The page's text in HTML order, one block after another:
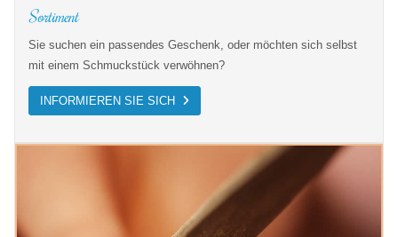
Sortiment
Sie suchen ein passendes Geschenk, oder möchten sich selbst
mit einem Schmuckstück verwöhnen?
INFORMIEREN SIE SICH